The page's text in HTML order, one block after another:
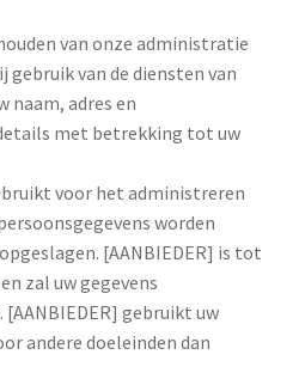
van onze administratie
gebruik van de diensten van
naam, adres en
met betrekking tot uw
voor het administreren
worden
[AANBIEDER] is tot
zal uw gegevens
gebruikt uw
andere doeleinden dan